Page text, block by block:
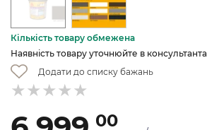
Кількість товару обмежена
Наявність товару уточнюйте в консультанта
Додати до списку бажань
00